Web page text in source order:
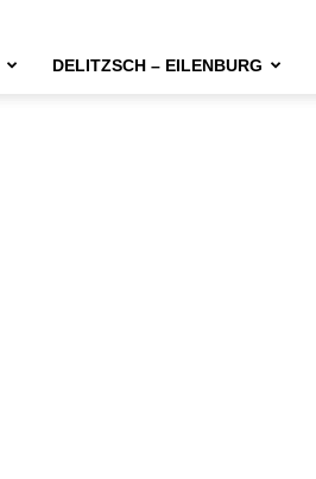
DELITZSCH – EILENBURG